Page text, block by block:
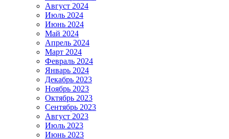
Август 2024
Июль 2024
Июнь 2024
Май 2024
Апрель 2024
Март 2024
Февраль 2024
Январь 2024
Декабрь 2023
Ноябрь 2023
Октябрь 2023
Сентябрь 2023
Август 2023
Июль 2023
Июнь 2023